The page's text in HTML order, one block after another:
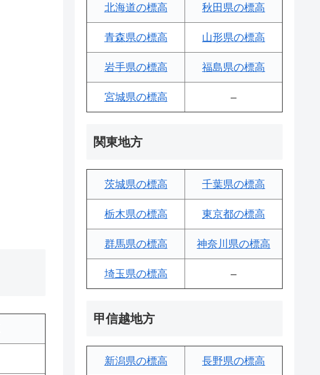
北海道の標高 秋田県の標高
青森県の標高 山形県の標高
岩手県の標高 福島県の標高
宮城県の標高 –
関東地方
茨城県の標高 千葉県の標高
栃木県の標高 東京都の標高
群馬県の標高 神奈川県の標高
埼玉県の標高 –
甲信越地方
新潟県の標高 長野県の標高